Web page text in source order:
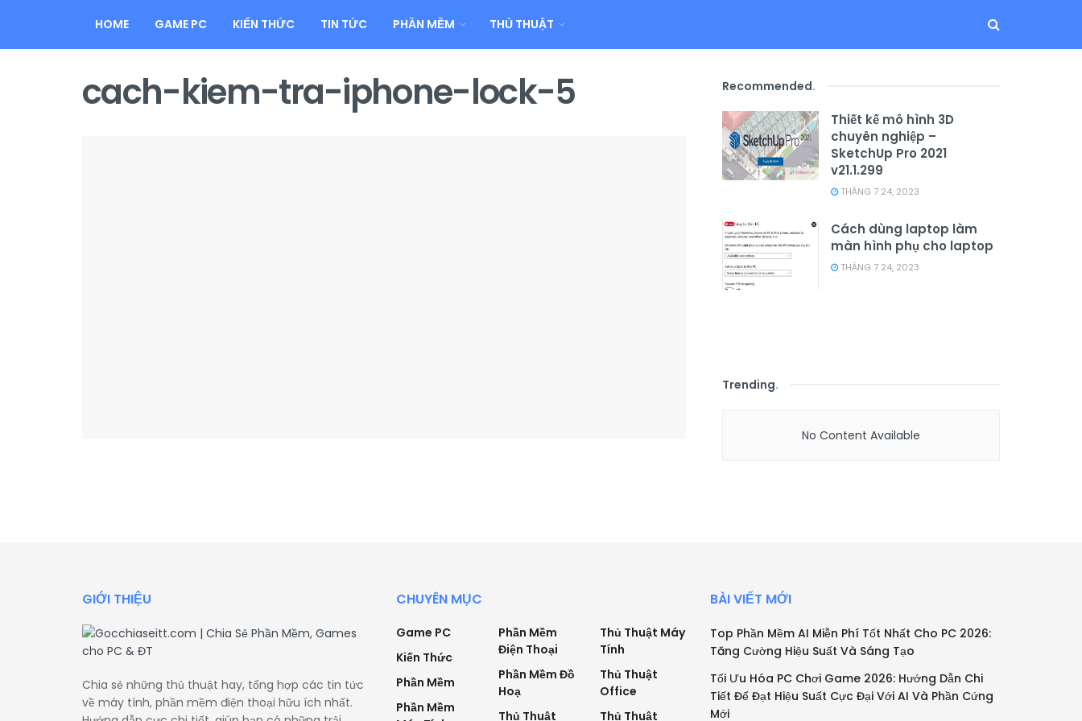
HOME GAME PC KIẾN THỨC TIN TỨC PHẦN MỀM THỦ THUẬT
cach-kiem-tra-iphone-lock-5 Recommended.
Thiết kế mô hình 3D
chuyên nghiệp –
SketchUp Pro 2021
v21.1.299
THÁNG 7 24, 2023
Cách dùng laptop làm
màn hình phụ cho laptop
THÁNG 7 24, 2023
Trending.
No Content Available
GIỚI THIỆU
Chia sẻ những thủ thuật hay, tổng hợp các tin tức
về máy tính, phần mềm điện thoại hữu ích nhất.
CHUYÊN MỤC
Game PC
Kiến Thức
Phần Mềm
Phần Mềm
Phần Mềm
Điện Thoại
Phần Mềm Đồ
Hoạ
Thủ Thuật
Thủ Thuật Máy
Tính
Thủ Thuật
Office
Thủ Thuật
BÀI VIẾT MỚI
Top Phần Mềm AI Miễn Phí Tốt Nhất Cho PC 2026:
Tăng Cường Hiệu Suất Và Sáng Tạo
Tối Ưu Hóa PC Chơi Game 2026: Hướng Dẫn Chi
Tiết Để Đạt Hiệu Suất Cực Đại Với AI Và Phần Cứng
Mới